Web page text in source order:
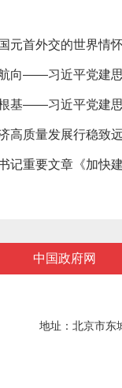
首外交的世界情
向——习近平党建
基——习近平党建
高质量发展行稳致
记重要文章《加快
中国政府网
地址：北京市东